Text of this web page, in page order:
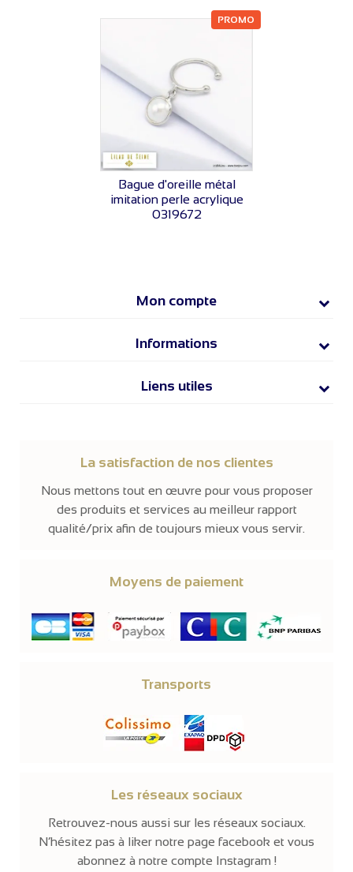
VOIR LE PRIX
Bague d'oreille métal
imitation perle acrylique
0319672
PROMO
Mon compte
Informations
Liens utiles
La satisfaction de nos clientes
Nous mettons tout en œuvre pour vous proposer
des produits et services au meilleur rapport
qualité/prix afin de toujours mieux vous servir.
Moyens de paiement
Transports
Les réseaux sociaux
Retrouvez-nous aussi sur les réseaux sociaux.
N’hésitez pas à liker notre page facebook et vous
abonnez à notre compte Instagram !